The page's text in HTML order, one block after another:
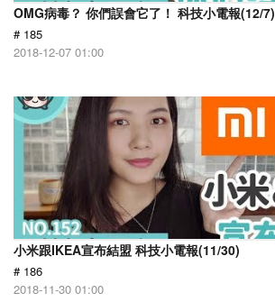
OMG病毒？ 你們誤會它了！ 科技小電報(12/7)
# 185
2018-12-07 01:00
小米跟IKEA宣布結盟 科技小電報(11/30)
# 186
2018-11-30 01:00